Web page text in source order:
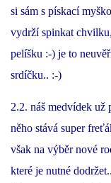
O NÁS :-)
VÝROČNÍ
KONTAKT
JAK NÁM
si sám s pískací
vydrží spinkat
pelíšku :-) je to
srdíčku.. :-)
2.2. náš medvídek už
něho stává super
však na výběr nové
které je nutné